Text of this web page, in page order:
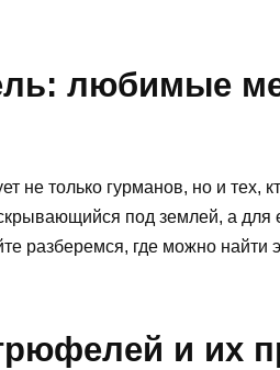
любимые
не только гурманов, но и тех,
под землей, а для
разберемся, где можно найти
и их